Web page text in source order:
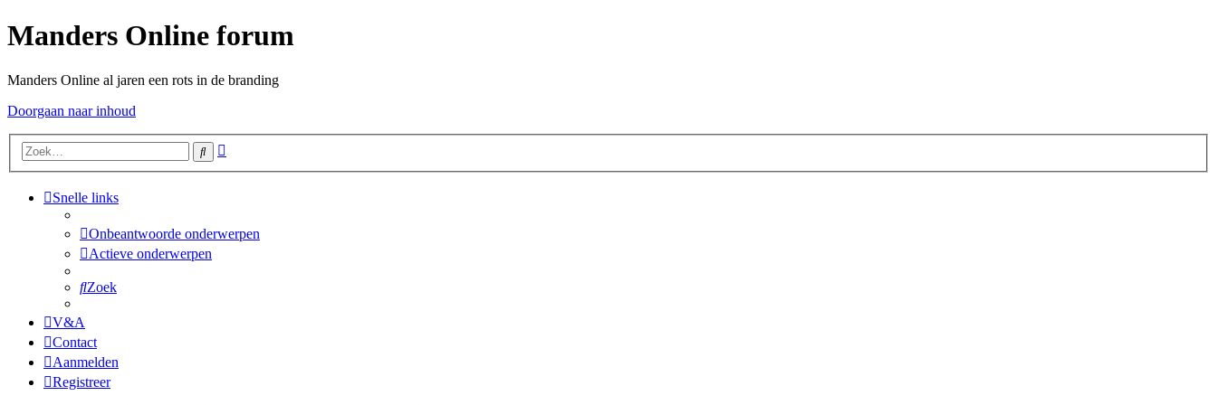
Manders Online forum
Manders Online al jaren een rots in de branding
Doorgaan naar inhoud
Zoek
Snelle links
Onbeantwoorde onderwerpen
Actieve onderwerpen
Zoek
V&A
Contact
Aanmelden
Registreer